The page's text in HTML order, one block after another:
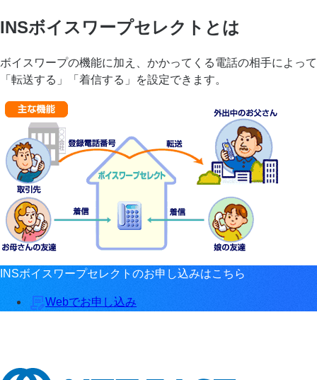
INSボイスワープセレクトとは
ボイスワープの機能に加え、かかってくる電話の相手によって
「転送する」「着信する」を設定できます。
INSボイスワープセレクトのお申し込みはこちら
Webでお申し込み